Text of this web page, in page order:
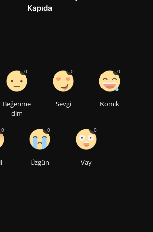
Kapıda
Beğenme
dim
0
Sevgi
0
Komik
0
0
Üzgün
0
Vay
0